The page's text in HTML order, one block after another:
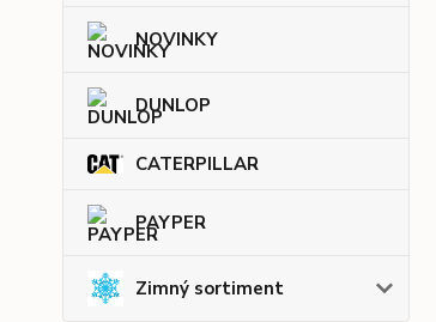
NOVINKY
DUNLOP
CATERPILLAR
PAYPER
Zimný sortiment